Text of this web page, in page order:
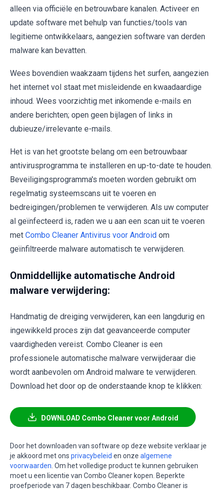
alleen via officiële en betrouwbare kanalen. Activeer en
update software met behulp van functies/tools van
legitieme ontwikkelaars, aangezien software van derden
malware kan bevatten.
Wees bovendien waakzaam tijdens het surfen, aangezien
het internet vol staat met misleidende en kwaadaardige
inhoud. Wees voorzichtig met inkomende e-mails en
andere berichten; open geen bijlagen of links in
dubieuze/irrelevante e-mails.
Het is van het grootste belang om een betrouwbaar
antivirusprogramma te installeren en up-to-date te houden.
Beveiligingsprogramma's moeten worden gebruikt om
regelmatig systeemscans uit te voeren en
bedreigingen/problemen te verwijderen. Als uw computer
al geïnfecteerd is, raden we u aan een scan uit te voeren
met Combo Cleaner Antivirus voor Android om
geïnfiltreerde malware automatisch te verwijderen.
Onmiddellijke automatische Android
malware verwijdering:
Handmatig de dreiging verwijderen, kan een langdurig en
ingewikkeld proces zijn dat geavanceerde computer
vaardigheden vereist. Combo Cleaner is een
professionele automatische malware verwijderaar die
wordt aanbevolen om Android malware te verwijderen.
Download het door op de onderstaande knop te klikken:
DOWNLOAD Combo Cleaner voor Android
Door het downloaden van software op deze website verklaar je
je akkoord met ons privacybeleid en onze algemene
voorwaarden . Om het volledige product te kunnen gebruiken
moet u een licentie van Combo Cleaner kopen. Beperkte
proefperiode van 7 dagen beschikbaar. Combo Cleaner is